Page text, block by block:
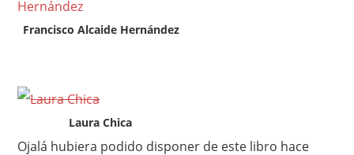
Francisco Alcaide Hernández
Laura Chica
Ojalá hubiera podido disponer de este libro hace